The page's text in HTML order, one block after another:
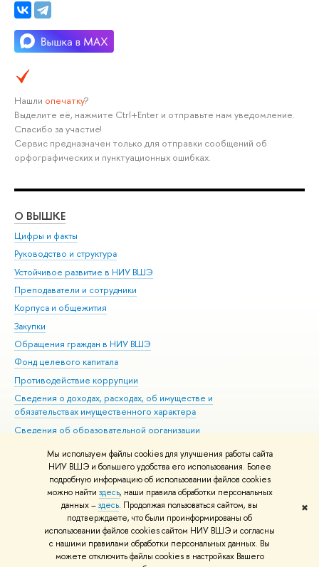
Мы используем файлы cookies для улучшения работы сайта
НИУ ВШЭ и большего удобства его использования. Более
подробную информацию об использовании файлов cookies
можно найти здесь, наши правила обработки персональных
данных –здесь. Продолжая пользоваться сайтом, вы
подтверждаете, что были проинформированы об
использовании файлов cookies сайтом НИУ ВШЭ и согласны
с нашими правилами обработки персональных данных. Вы
можете отключить файлы cookies в настройках Вашего
✖
Нашли опечатку?
Выделите её, нажмите Ctrl+Enter и отправьте нам уведомление.
Спасибо за участие!
Сервис предназначен только для отправки сообщений об
орфографических и пунктуационных ошибках.
О ВЫШКЕ
Цифры и факты
Руководство и структура
Устойчивое развитие в НИУ ВШЭ
Преподаватели и сотрудники
Корпуса и общежития
Закупки
Обращения граждан в НИУ ВШЭ
Фонд целевого капитала
Противодействие коррупции
Сведения о доходах, расходах, об имуществе и
обязательствах имущественного характера
Сведения об образовательной организации
Людям с ограниченными возможностями здоровья
Единая платежная страница
Работа в Вышке
© НИУ ВШЭ 1993–2026 Адреса и контакты Условия использования
материалов Политика конфиденциальности Карта сайта
Шрифты HSE Sans и HSE Slab разработаны вШколе дизайна НИУ ВШЭ